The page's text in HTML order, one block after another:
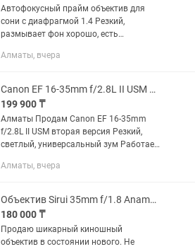
Автофокусный прайм объектив для
сони с диафрагмой 1.4 Резкий,
размывает фон хорошо, есть
работу Так же есть другие объективы,
Алматы, вчера
Canon EF 16-35mm f/2.8L II USM Идеал
199 900 ₸
Алматы Продам Canon EF 16-35mm
f/2.8L II USM вторая версия Резкий,
светлый, универсальный зум Работает
Алматы, вчера
Объектив Sirui 35mm f/1.8 Anamorphic 1.33x для Sony E
180 000 ₸
Продаю шикарный киношный
объектив в состоянии нового. Не